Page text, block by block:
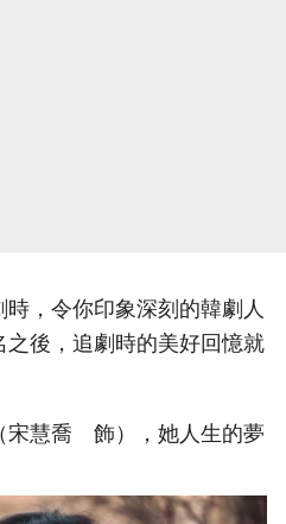
，令你印象深刻的韓劇人
後，追劇時的美好回憶就
宋慧喬 飾），她人生的夢